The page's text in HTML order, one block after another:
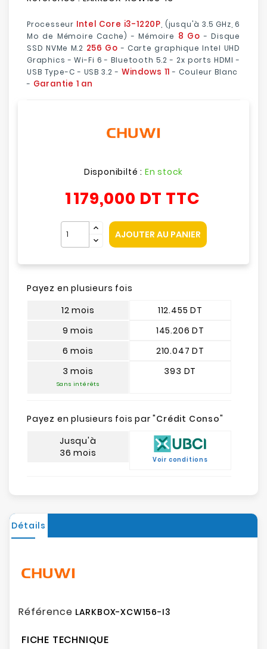
Processeur Intel Core i3-1220P , (jusqu'à 3.5 GHz, 6
Mo de Mémoire Cache) - Mémoire 8 Go - Disque
SSD NVMe M.2 256 Go - Carte graphique Intel UHD
Graphics - Wi-Fi 6 - Bluetooth 5.2 - 2x ports HDMI -
USB Type-C - USB 3.2 - Windows 11 - Couleur Blanc
- Garantie 1 an
Disponibilté : En stock
1 179,000 DT TTC
AJOUTER AU PANIER
Payez en plusieurs fois
12 mois
9 mois
6 mois
3 mois
Sans intérêts
112.455 DT
145.206 DT
210.047 DT
393 DT
Payez en plusieurs fois par "Crédit Conso"
Jusqu'à
36 mois
Voir conditions
Détails
Référence LARKBOX-XCW156-I3
FICHE TECHNIQUE